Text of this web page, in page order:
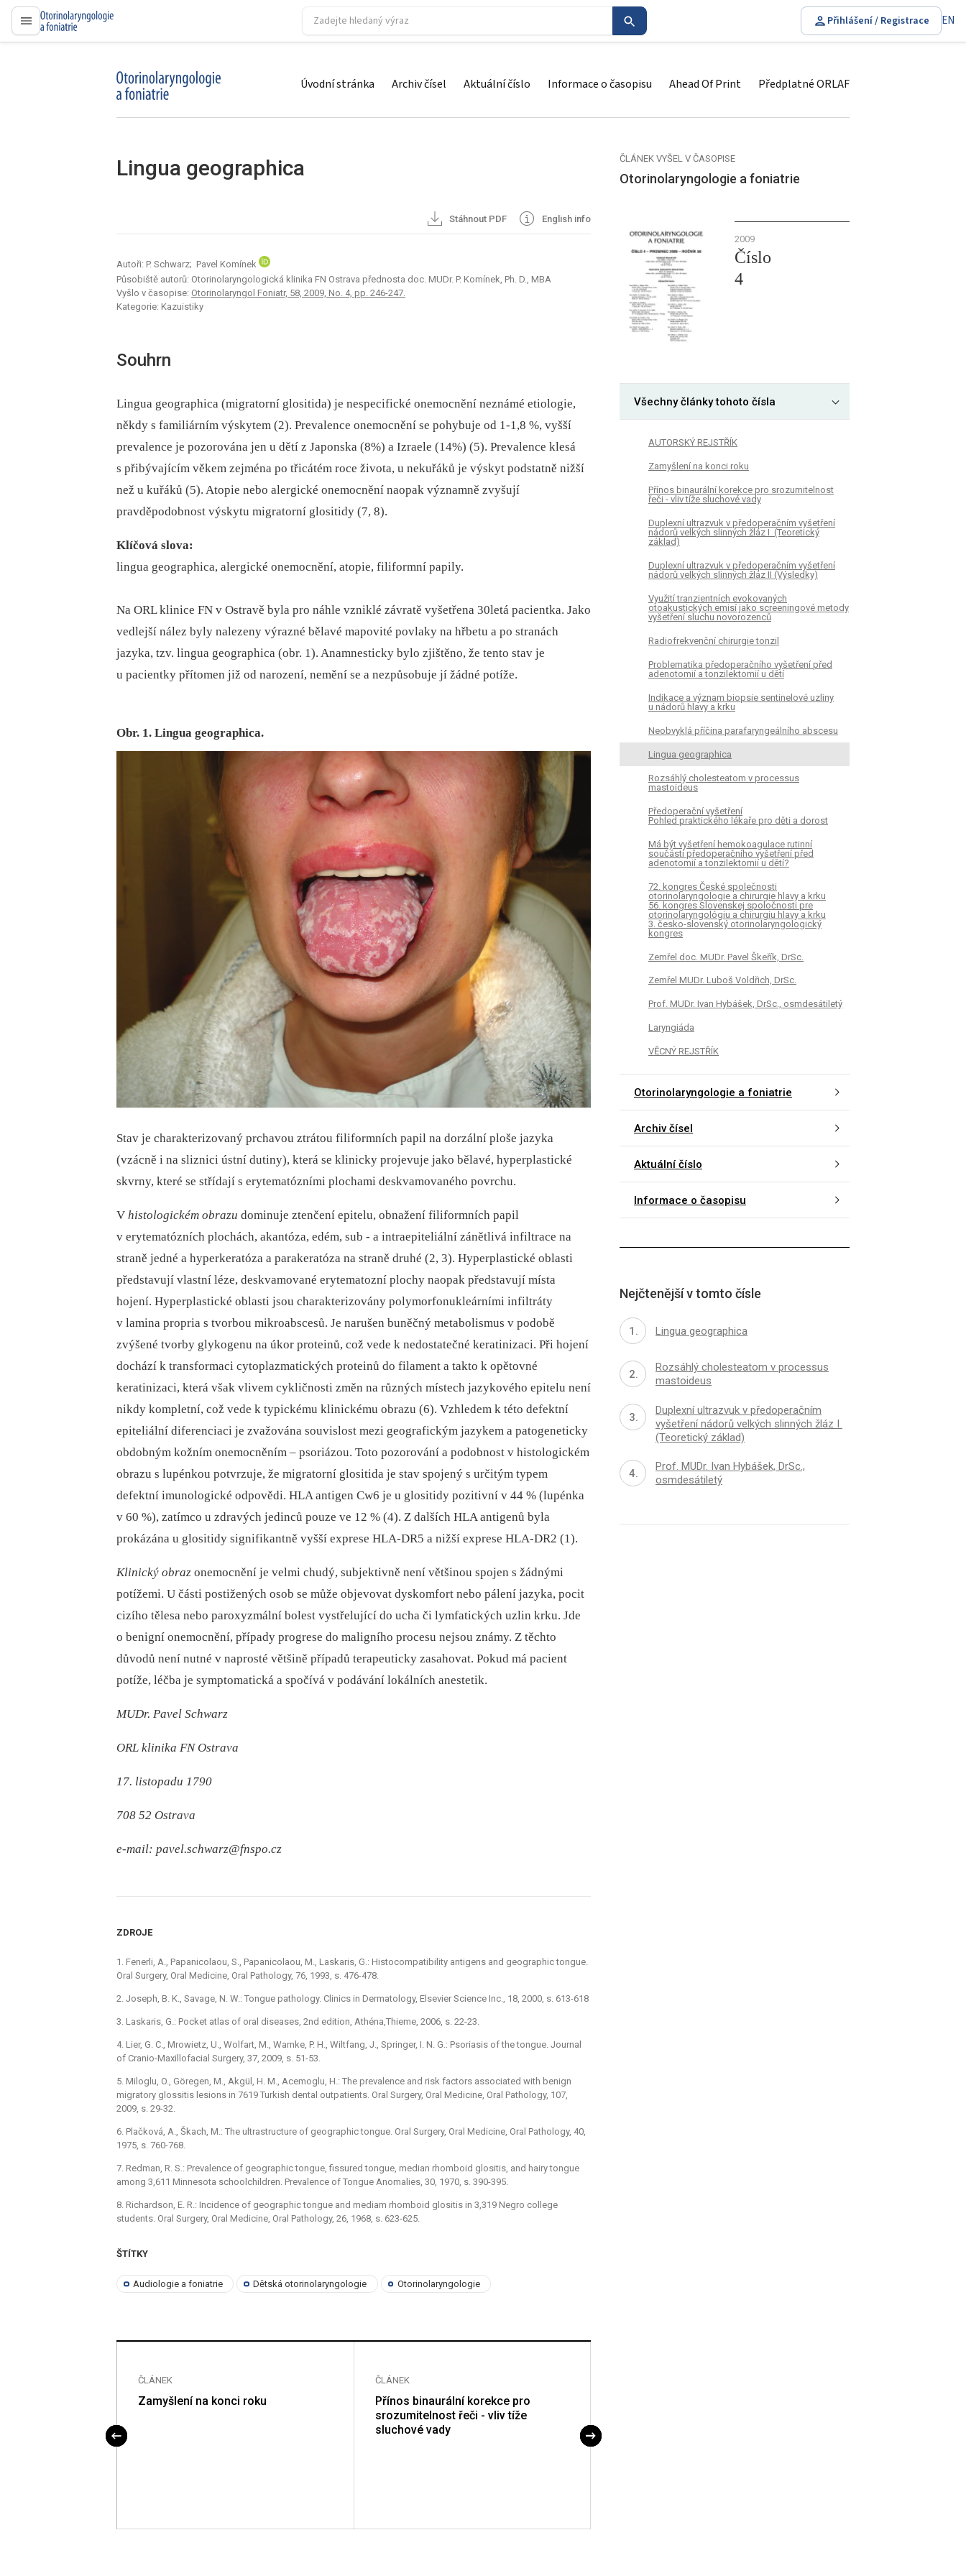
proLékaře.cz
Přihlášení / Registrace EN
proLékaře.cz Úvodní stránka Archiv čísel Aktuální číslo Informace o časopisu Ahead Of Print Předplatné ORLAF
Lingua geographica
Stáhnout PDF English info
Autoři: P. Schwarz; Pavel Komínek
Působiště autorů: Otorinolaryngologická klinika FN Ostrava přednosta doc. MUDr. P. Komínek, Ph. D., MBA
Vyšlo v časopise: Otorinolaryngol Foniatr, 58, 2009, No. 4, pp. 246-247.
Kategorie: Kazuistiky
Souhrn
Lingua geographica (migratorní glositida) je nespecifické onemocnění neznámé etiologie,
někdy s familiárním výskytem (2). Prevalence onemocnění se pohybuje od 1-1,8 %, vyšší
prevalence je pozorována jen u dětí z Japonska (8%) a Izraele (14%) (5). Prevalence klesá
s přibývajícím věkem zejména po třicátém roce života, u nekuřáků je výskyt podstatně nižší
než u kuřáků (5). Atopie nebo alergické onemocnění naopak významně zvyšují
pravděpodobnost výskytu migratorní glositidy (7, 8).
Klíčová slova:
lingua geographica, alergické onemocnění, atopie, filiformní papily.
Na ORL klinice FN v Ostravě byla pro náhle vzniklé závratě vyšetřena 30letá pacientka. Jako
vedlejší nález byly nalezeny výrazné bělavé mapovité povlaky na hřbetu a po stranách
jazyka, tzv. lingua geographica (obr. 1). Anamnesticky bylo zjištěno, že tento stav je
u pacientky přítomen již od narození, nemění se a nezpůsobuje jí žádné potíže.
Obr. 1. Lingua geographica.
Stav je charakterizovaný prchavou ztrátou filiformních papil na dorzální ploše jazyka
(vzácně i na sliznici ústní dutiny), která se klinicky projevuje jako bělavé, hyperplastické
skvrny, které se střídají s erytematózními plochami deskvamovaného povrchu.
V histologickém obrazu dominuje ztenčení epitelu, obnažení filiformních papil
v erytematózních plochách, akantóza, edém, sub -⁠ a intraepiteliální zánětlivá infiltrace na
straně jedné a hyperkeratóza a parakeratóza na straně druhé (2, 3). Hyperplastické oblasti
představují vlastní léze, deskvamované erytematozní plochy naopak představují místa
hojení. Hyperplastické oblasti jsou charakterizovány polymorfonukleárními infiltráty
v lamina propria s tvorbou mikroabscesů. Je narušen buněčný metabolismus v podobě
zvýšené tvorby glykogenu na úkor proteinů, což vede k nedostatečné keratinizaci. Při hojení
dochází k transformaci cytoplazmatických proteinů do filament a takto k opětovné
keratinizaci, která však vlivem cykličnosti změn na různých místech jazykového epitelu není
nikdy kompletní, což vede k typickému klinickému obrazu (6). Vzhledem k této defektní
epiteliální diferenciaci je zvažována souvislost mezi geografickým jazykem a patogeneticky
obdobným kožním onemocněním –⁠ psoriázou. Toto pozorování a podobnost v histologickém
obrazu s lupénkou potvrzuje, že migratorní glositida je stav spojený s určitým typem
defektní imunologické odpovědi. HLA antigen Cw6 je u glositidy pozitivní v 44 % (lupénka
v 60 %), zatímco u zdravých jedinců pouze ve 12 % (4). Z dalších HLA antigenů byla
prokázána u glositidy signifikantně vyšší exprese HLA-DR5 a nižší exprese HLA-DR2 (1).
Klinický obraz onemocnění je velmi chudý, subjektivně není většinou spojen s žádnými
potížemi. U části postižených osob se může objevovat dyskomfort nebo pálení jazyka, pocit
cizího tělesa nebo paroxyzmální bolest vystřelující do ucha či lymfatických uzlin krku. Jde
o benigní onemocnění, případy progrese do maligního procesu nejsou známy. Z těchto
důvodů není nutné v naprosté většině případů terapeuticky zasahovat. Pokud má pacient
potíže, léčba je symptomatická a spočívá v podávání lokálních anestetik.
MUDr. Pavel Schwarz
ORL klinika FN Ostrava
17. listopadu 1790
708 52 Ostrava
e-mail: pavel.schwarz@fnspo.cz
ZDROJE
1. Fenerli, A., Papanicolaou, S., Papanicolaou, M., Laskaris, G.: Histocompatibility antigens and geographic tongue.
Oral Surgery, Oral Medicine, Oral Pathology, 76, 1993, s. 476-478.
2. Joseph, B. K., Savage, N. W.: Tongue pathology. Clinics in Dermatology, Elsevier Science Inc., 18, 2000, s. 613-618
3. Laskaris, G.: Pocket atlas of oral diseases, 2nd edition, Athéna,Thieme, 2006, s. 22-23.
4. Lier, G. C., Mrowietz, U., Wolfart, M., Warnke, P. H., Wiltfang, J., Springer, I. N. G.: Psoriasis of the tongue. Journal
of Cranio-Maxillofacial Surgery, 37, 2009, s. 51-53.
5. Miloglu, O., Göregen, M., Akgül, H. M., Acemoglu, H.: The prevalence and risk factors associated with benign
migratory glossitis lesions in 7619 Turkish dental outpatients. Oral Surgery, Oral Medicine, Oral Pathology, 107,
2009, s. 29-32.
6. Plačková, A., Škach, M.: The ultrastructure of geographic tongue. Oral Surgery, Oral Medicine, Oral Pathology, 40,
1975, s. 760-768.
7. Redman, R. S.: Prevalence of geographic tongue, fissured tongue, median rhomboid glositis, and hairy tongue
among 3,611 Minnesota schoolchildren. Prevalence of Tongue Anomalies, 30, 1970, s. 390-395.
8. Richardson, E. R.: Incidence of geographic tongue and mediam rhomboid glositis in 3,319 Negro college
students. Oral Surgery, Oral Medicine, Oral Pathology, 26, 1968, s. 623-625.
ŠTÍTKY
Audiologie a foniatrie Dětská otorinolaryngologie Otorinolaryngologie
ČLÁNEK
Zamyšlení na konci roku
ČLÁNEK
Přínos binaurální korekce pro
srozumitelnost řeči - vliv tíže
sluchové vady
ČLÁNEK VYŠEL V ČASOPISE
Otorinolaryngologie a foniatrie
2009
Číslo
4
Všechny články tohoto čísla
AUTORSKÝ REJSTŘÍK
Zamyšlení na konci roku
Přínos binaurální korekce pro srozumitelnost
řeči - vliv tíže sluchové vady
Duplexní ultrazvuk v předoperačním vyšetření
nádorů velkých slinných žláz I (Teoretický
základ)
Duplexní ultrazvuk v předoperačním vyšetření
nádorů velkých slinných žláz II (Výsledky)
Využití tranzientních evokovaných
otoakustických emisí jako screeningové metody
vyšetření sluchu novorozenců
Radiofrekvenční chirurgie tonzil
Problematika předoperačního vyšetření před
adenotomií a tonzilektomií u dětí
Indikace a význam biopsie sentinelové uzliny
u nádorů hlavy a krku
Neobvyklá příčina parafaryngeálního abscesu
Lingua geographica
Rozsáhlý cholesteatom v processus
mastoideus
Předoperační vyšetření
Pohled praktického lékaře pro děti a dorost
Má být vyšetření hemokoagulace rutinní
součástí předoperačního vyšetření před
adenotomií a tonzilektomií u dětí?
72. kongres České společnosti
otorinolaryngologie a chirurgie hlavy a krku
56. kongres Slovenskej spoločnosti pre
otorinolaryngológiu a chirurgiu hlavy a krku
3. česko-slovenský otorinolaryngologický
kongres
Zemřel doc. MUDr. Pavel Škeřík, DrSc.
Zemřel MUDr. Luboš Voldřich, DrSc.
Prof. MUDr. Ivan Hybášek, DrSc., osmdesátiletý
Laryngiáda
VĚCNÝ REJSTŘÍK
Otorinolaryngologie a foniatrie
Archiv čísel
Aktuální číslo
Informace o časopisu
Nejčtenější v tomto čísle
Lingua geographica
Rozsáhlý cholesteatom v processus
mastoideus
Duplexní ultrazvuk v předoperačním
vyšetření nádorů velkých slinných žláz I
(Teoretický základ)
Prof. MUDr. Ivan Hybášek, DrSc.,
osmdesátiletý